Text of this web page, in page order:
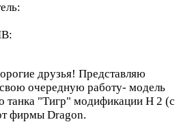
друзья! Представляю
очередную работу- модель
танка "Тигр" модификации Н 2 (с
фирмы Dragon.